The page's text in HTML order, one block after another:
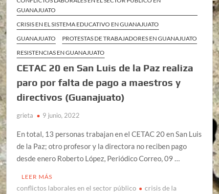
GUANAJUATO
CRISIS EN EL SISTEMA EDUCATIVO EN GUANAJUATO
GUANAJUATO
PROTESTAS DE TRABAJADORES EN GUANAJUATO
RESISTENCIAS EN GUANAJUATO
CETAC 20 en San Luis de la Paz realiza
paro por falta de pago a maestros y
directivos (Guanajuato)
grieta 9 junio, 2022
En total, 13 personas trabajan en el CETAC 20 en San Luis
de la Paz; otro profesor y la directora no reciben pago
desde enero Roberto López, Periódico Correo, 09 …
LEER MÁS
conflictos laborales en el sector público
crisis de la